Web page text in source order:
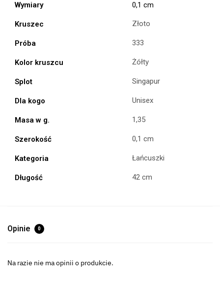
Wymiary 0,1 cm
Kruszec Złoto
Próba 333
Kolor kruszcu Żółty
Splot Singapur
Dla kogo Unisex
Masa w g. 1,35
Szerokość 0,1 cm
Kategoria Łańcuszki
Długość 42 cm
Opinie 0
Na razie nie ma opinii o produkcie.